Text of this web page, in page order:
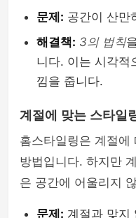
문제: 공간이 산만
해결책: 3의 법칙
니다. 이는 시각적
낌을 줍니다.
계절에 맞는 스타일
홈스타일링은 계절에
방법입니다. 하지만
은 공간에 어울리지
문제: 계절과 맞지